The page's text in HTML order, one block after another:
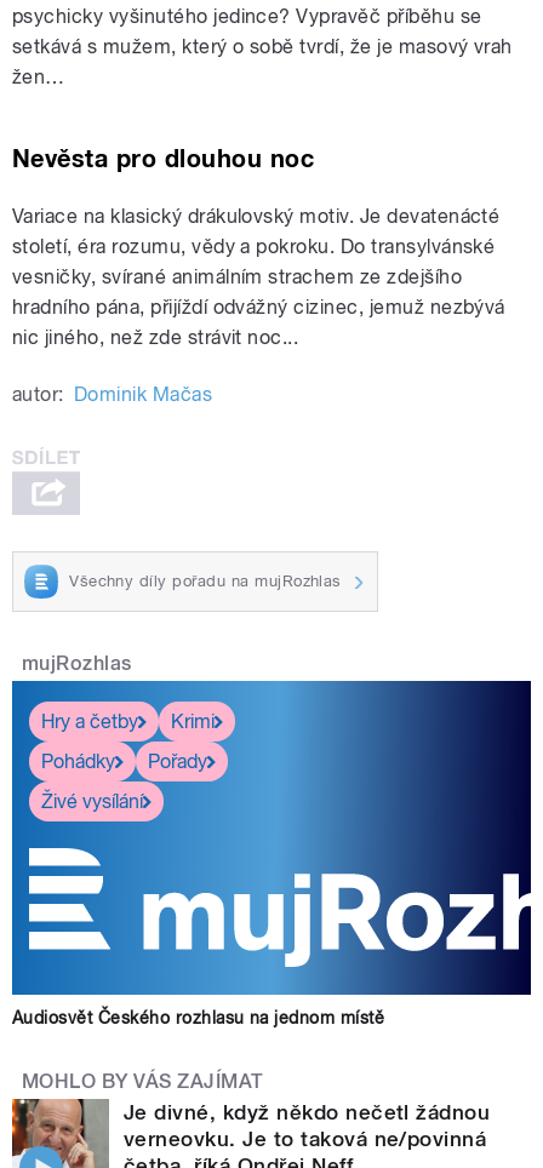
psychicky vyšinutého jedince? Vypravěč příběhu se
setkává s mužem, který o sobě tvrdí, že je masový vrah
žen…
Nevěsta pro dlouhou noc
Variace na klasický drákulovský motiv. Je devatenácté
století, éra rozumu, vědy a pokroku. Do transylvánské
vesničky, svírané animálním strachem ze zdejšího
hradního pána, přijíždí odvážný cizinec, jemuž nezbývá
nic jiného, než zde strávit noc...
autor: Dominik Mačas
Všechny díly pořadu na mujRozhlas
mujRozhlas
Hry a četby
Krimi
Pohádky
Pořady
Živé vysílání
Audiosvět Českého rozhlasu na jednom místě
MOHLO BY VÁS ZAJÍMAT
Je divné, když někdo nečetl žádnou
verneovku. Je to taková ne/povinná